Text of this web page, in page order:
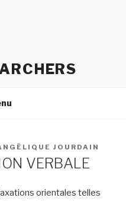
JOURDAIN
VERBALE
orientales telles